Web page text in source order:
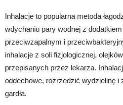
Inhalacje to popularna metoda
wdychaniu pary wodnej z
przeciwzapalnym i
inhalacje z soli fizjologicznej,
przepisanych przez lekarza.
oddechowe, rozrzedzić wydzielinę i
gardła.